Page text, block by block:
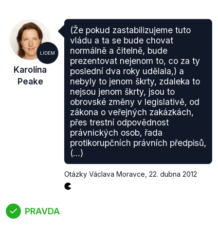
odvolán premiérem pro nedostatek odbornosti.
Ministr Kalousek však uvedl, že pravým důvodem
odvolání by stranický boj uvnitř ODS.
Mezi další skandály patříaféra bývalého ministra
Kocourka(ODS), který rezignoval poté, co vyšlo na
povrch, že své ženě při rozvodovém řízení zatajil 16
Veřejnost nelibě nesla i fakt, žebývalý ministr
(TOP09) zatajil některé skutečnosti
ve svém majetkovém přiznání. Ministr Besser
rovněž rezignoval na svou funkci.
LIDEM
Karolína
Peake
(Že pokud zastabilizujeme tuto
vládu a ta se bude chovat
normálně a čitelně, bude
prezentovat nejenom to, co za ty
poslední dva roky udělala,) a
nebyly to jenom škrty, zdaleka to
nejsou jenom škrty, jsou to
obrovské změny v legislativě, od
zákona o veřejných zakázkách,
přes trestní odpovědnost
právnických osob, řada
protikorupčních právních předpisů,
(...)
Otázky Václava Moravce 22. dubna 2012
PRAVDA